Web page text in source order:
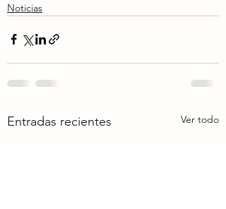
Noticias
Entradas recientes Ver todo